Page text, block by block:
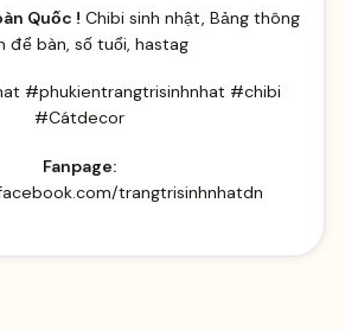
Quốc ! Chibi sinh nhật, Bảng thông
để bàn, số tuổi, hastag
#phukientrangtrisinhnhat #chibi
#Cátdecor
Fanpage:
trangtrisinhnhatdn